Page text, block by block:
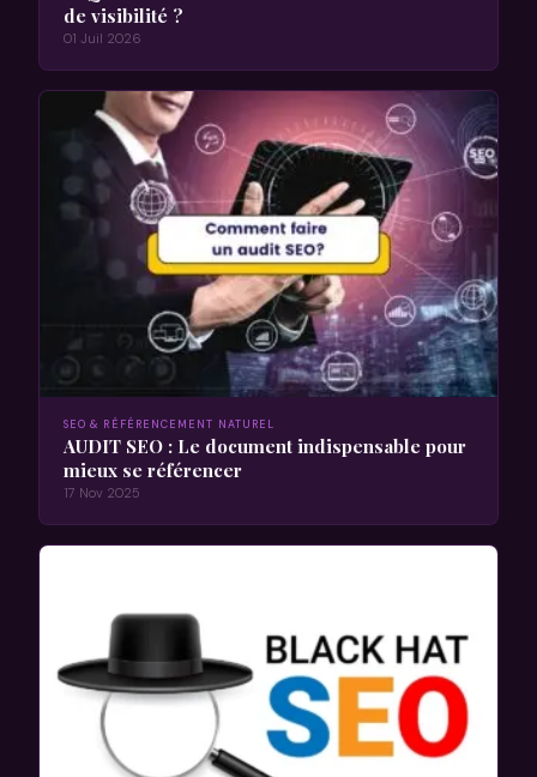
de visibilité ?
01 Juil 2026
SEO & RÉFÉRENCEMENT NATUREL
AUDIT SEO : Le document indispensable pour
mieux se référencer
17 Nov 2025